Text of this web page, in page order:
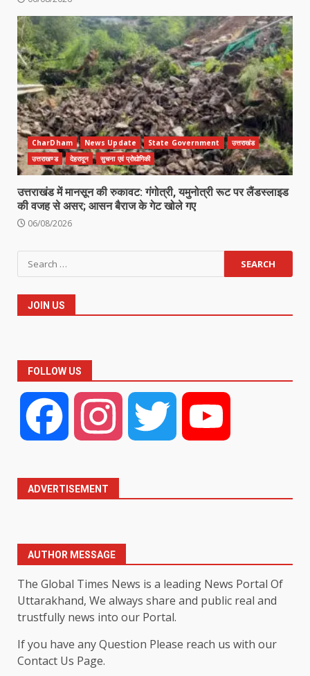
CharDham News Update State Government
उत्तराखंड
उत्तराखण्ड
देहरादून सुचना एवं प्रोद्योगिकी
उत्तराखंड में मानसून की रुकावट: गंगोत्री, यमुनोत्री रूट पर लैंडस्लाइड
की वजह से असर; आसन बैराज के गेट खोले गए
06/08/2026
Search
for:
JOIN US
FOLLOW US
Facebook Instagram Twitter
ADVERTISEMENT
AUTHOR MESSAGE
The Global Times News is a leading News Portal Of
Uttarakhand, We always share and public real and
trustfully news into our Portal.
If you have any Question Please reach us with our
Contact Us Page.